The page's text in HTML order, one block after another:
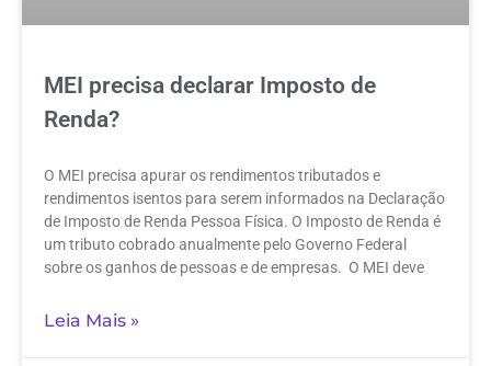
MEI precisa declarar Imposto de
Renda?
O MEI precisa apurar os rendimentos tributados e
rendimentos isentos para serem informados na Declaração
de Imposto de Renda Pessoa Física. O Imposto de Renda é
um tributo cobrado anualmente pelo Governo Federal
sobre os ganhos de pessoas e de empresas. O MEI deve
Leia Mais »